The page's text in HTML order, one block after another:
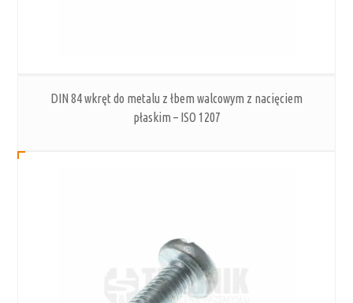
DIN 84 wkręt do metalu z łbem walcowym z nacięciem
płaskim – ISO 1207